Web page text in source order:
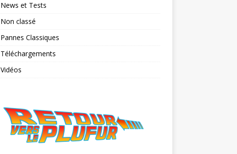
News et Tests
Non classé
Pannes Classiques
Téléchargements
Vidéos